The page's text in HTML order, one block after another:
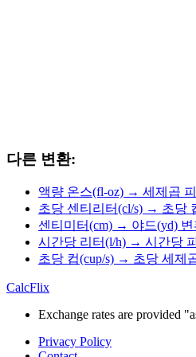
다른 변환:
액량 온스(fl-oz) → 세제곱
초당 센티리터(cl/s) → 초당
센티미터(cm) → 야드(yd) 변
시간당 리터(l/h) → 시간당
초당 컵(cup/s) → 초당 세제
CalcFlix
Exchange rates are provided
Privacy Policy